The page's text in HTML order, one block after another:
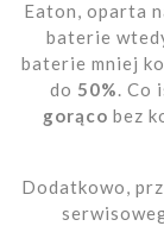
Eaton, oparta
baterie
baterie mniej
do 50%. Co
gorąco bez
Dodatkowo,